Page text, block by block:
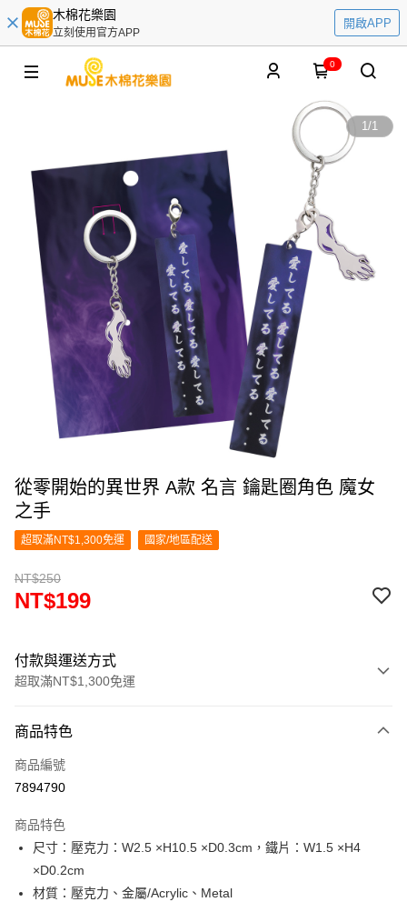
木棉花樂園
立刻使用官方APP
開啟APP
0
1/1
從零開始的異世界 A款 名言 鑰匙圈角色 魔女
之手
超取滿NT$1,300免運 國家/地區配送
NT$250
NT$199
付款與運送方式
超取滿NT$1,300免運
信用卡一次付款
超商取貨付款
Apple Pay
悠遊付
商品特色
商品編號
7894790
商品特色
尺寸：壓克力：W2.5 ×H10.5 ×D0.3cm，鐵片：W1.5 ×H4
×D0.2cm
材質：壓克力、金屬/Acrylic、Metal